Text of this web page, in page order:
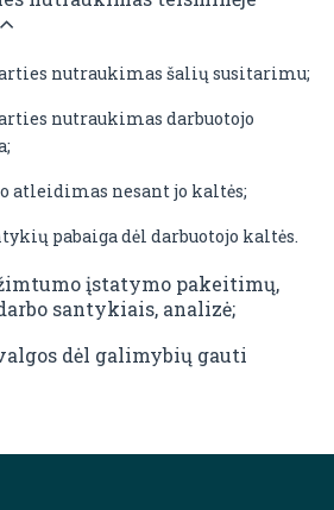
nutraukimas šalių susitarimu;
nutraukimas darbuotojo
atleidimas nesant jo kaltės;
pabaiga dėl darbuotojo kaltės.
įstatymo pakeitimų,
santykiais, analizė;
dėl galimybių gauti